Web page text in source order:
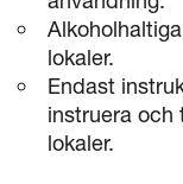
lokaler.
Endast
instruera och
lokaler.